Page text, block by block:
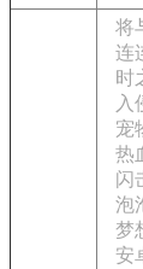
将
连
时
入
宠
热
闪
泡
梦
安